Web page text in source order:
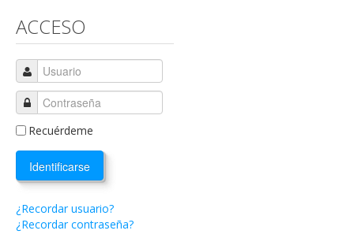
ACCESO
Recuérdeme
Identificarse
¿Recordar usuario?
¿Recordar contraseña?